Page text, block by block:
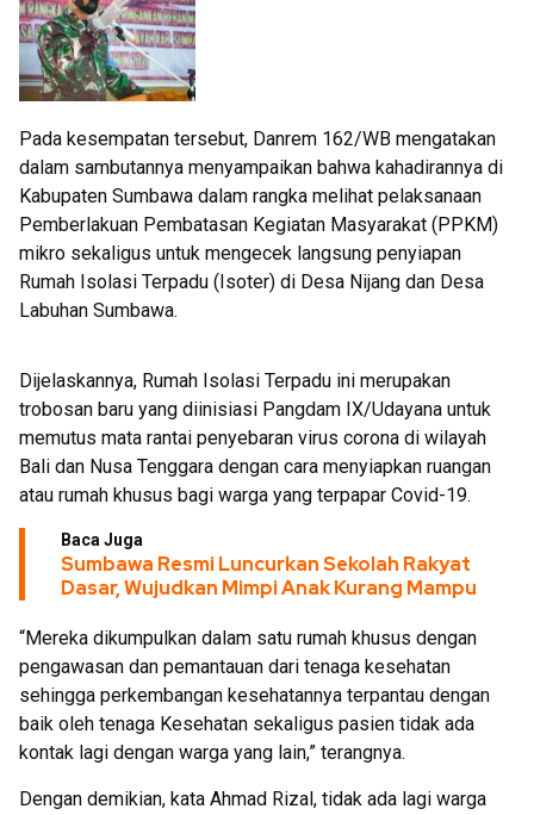
Pada kesempatan tersebut, Danrem 162/WB mengatakan
dalam sambutannya menyampaikan bahwa kahadirannya di
Kabupaten Sumbawa dalam rangka melihat pelaksanaan
Pemberlakuan Pembatasan Kegiatan Masyarakat (PPKM)
mikro sekaligus untuk mengecek langsung penyiapan
Rumah Isolasi Terpadu (Isoter) di Desa Nijang dan Desa
Labuhan Sumbawa.
Dijelaskannya, Rumah Isolasi Terpadu ini merupakan
trobosan baru yang diinisiasi Pangdam IX/Udayana untuk
memutus mata rantai penyebaran virus corona di wilayah
Bali dan Nusa Tenggara dengan cara menyiapkan ruangan
atau rumah khusus bagi warga yang terpapar Covid-19.
Baca Juga
Sumbawa Resmi Luncurkan Sekolah Rakyat
Dasar, Wujudkan Mimpi Anak Kurang Mampu
“Mereka dikumpulkan dalam satu rumah khusus dengan
pengawasan dan pemantauan dari tenaga kesehatan
sehingga perkembangan kesehatannya terpantau dengan
baik oleh tenaga Kesehatan sekaligus pasien tidak ada
kontak lagi dengan warga yang lain,” terangnya.
Dengan demikian, kata Ahmad Rizal, tidak ada lagi warga